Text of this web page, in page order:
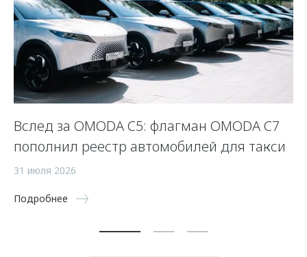
Вслед за OMODA C5: флагман OMODA C7
пополнил реестр автомобилей для такси
31 июля 2026
Подробнее